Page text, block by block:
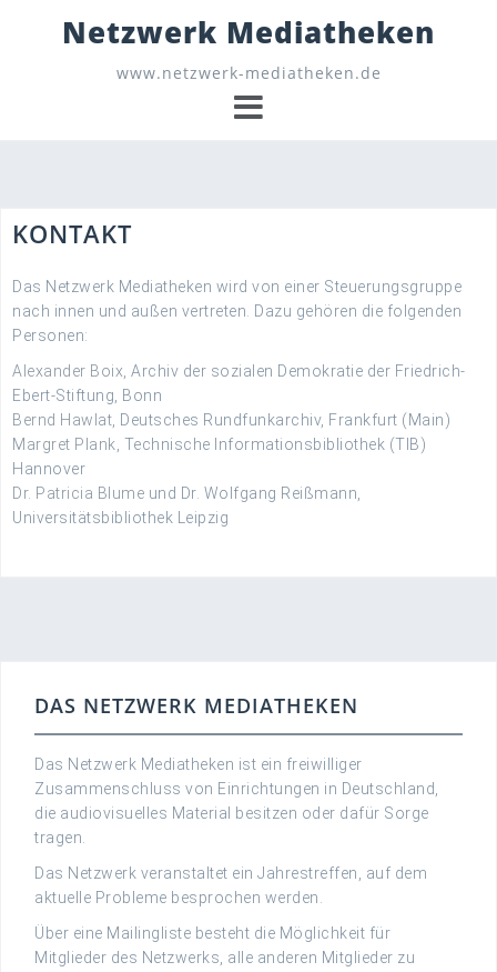
Netzwerk Mediatheken
www.netzwerk-mediatheken.de
KONTAKT
Das Netzwerk Mediatheken wird von einer Steuerungsgruppe
nach innen und außen vertreten. Dazu gehören die folgenden
Personen:
Alexander Boix , Archiv der sozialen Demokratie der Friedrich-
Ebert-Stiftung, Bonn
Bernd Hawlat , Deutsches Rundfunkarchiv, Frankfurt (Main)
Margret Plank , Technische Informationsbibliothek (TIB)
Hannover
Dr. Patricia Blume und Dr. Wolfgang Reißmann,
Universitätsbibliothek Leipzig
DAS NETZWERK MEDIATHEKEN
Das Netzwerk Mediatheken ist ein freiwilliger
Zusammenschluss von Einrichtungen in Deutschland,
die audiovisuelles Material besitzen oder dafür Sorge
tragen.
Das Netzwerk veranstaltet ein Jahrestreffen, auf dem
aktuelle Probleme besprochen werden.
Über eine Mailingliste besteht die Möglichkeit für
Mitglieder des Netzwerks, alle anderen Mitglieder zu